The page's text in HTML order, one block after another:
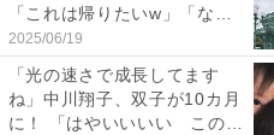
「これは帰りたいw」「なん
ち...
2025/06/19
「光の速さで成長してます
ね」中川翔子、双子が10カ月
に！ 「はやいいいい この